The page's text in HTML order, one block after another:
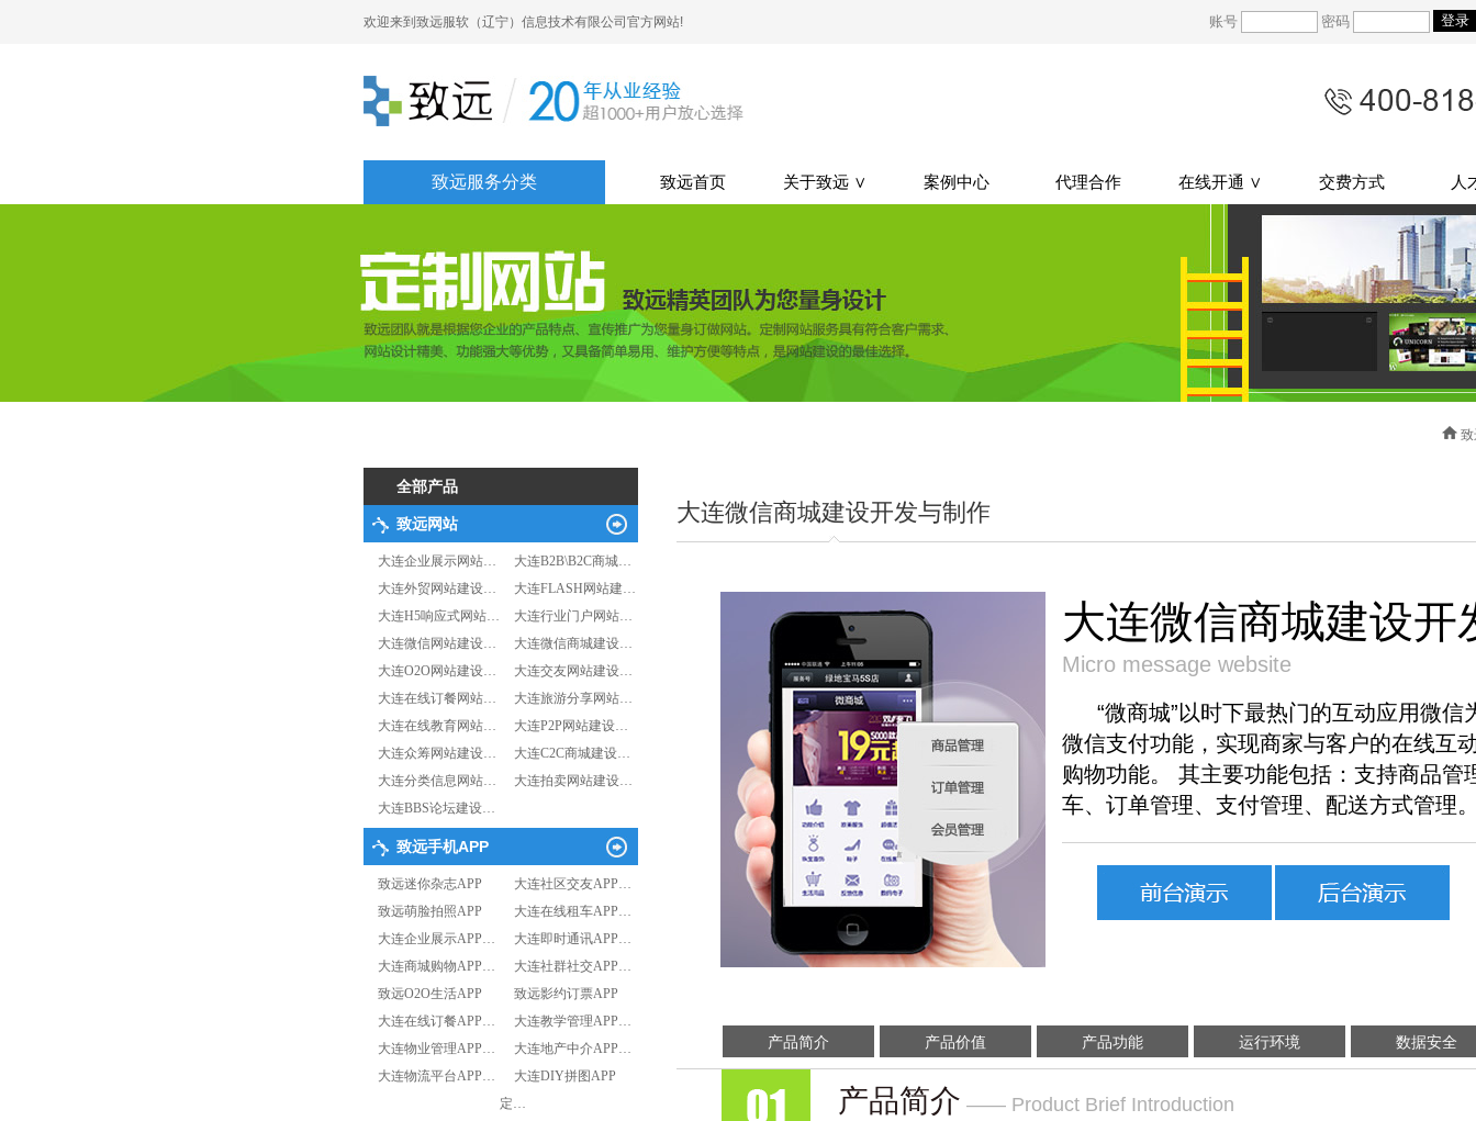
欢迎来到致远服软（辽宁）信息技术有限公司官方网站! 账号 密码
致远服务分类 致远首页 关于致远 ∨ 案例中心 代理合作 在线开通 ∨ 交费方式 人
全部产品
致远网站
大连企业展示网站…
大连B2B\B2C商城…
大连外贸网站建设…
大连FLASH网站建…
大连H5响应式网站…
大连行业门户网站…
大连微信网站建设…
大连微信商城建设…
大连O2O网站建设…
大连交友网站建设…
大连在线订餐网站…
大连旅游分享网站…
大连在线教育网站…
大连P2P网站建设…
大连众筹网站建设…
大连C2C商城建设…
大连分类信息网站…
大连拍卖网站建设…
大连BBS论坛建设…
致远手机APP
致远迷你杂志APP
大连社区交友APP…
致远萌脸拍照APP
大连在线租车APP…
大连企业展示APP…
大连即时通讯APP…
大连商城购物APP…
大连社群社交APP…
致远O2O生活APP
致远影约订票APP
大连在线订餐APP…
大连教学管理APP…
大连物业管理APP…
大连地产中介APP…
大连物流平台APP…
大连DIY拼图APP
定…
大连微信商城建设开发与制作
大连微信商城建设开
Micro message website
“微商城”以时下最热门的互动应用微
微信支付功能，实现商家与客户的在线互
购物功能。 其主要功能包括：支持商品管
车、订单管理、支付管理、配送方式管理
产品简介 产品价值 产品功能 运行环境 数据安全
产品简介 —— Product Brief Introduction